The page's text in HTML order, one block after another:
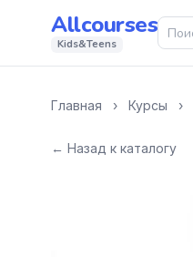
Allcourses
Kids&Teens
Главная › Курсы ›
← Назад к каталогу